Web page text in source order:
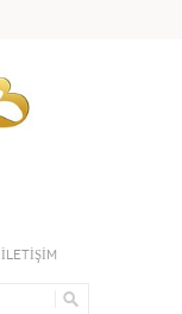
İLETİŞİM